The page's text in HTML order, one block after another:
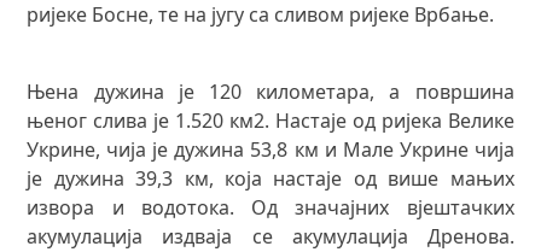
ријеке Босне, те на југу са сливом ријеке Врбање.
Њена дужина је 120 километара, а површина
њеног слива је 1.520 км2. Настаје од ријека Велике
Укрине, чија је дужина 53,8 км и Мале Укрине чија
је дужина 39,3 км, која настаје од више мањих
извора и водотока. Од значајних вјештачких
акумулација издваја се акумулација Дренова.